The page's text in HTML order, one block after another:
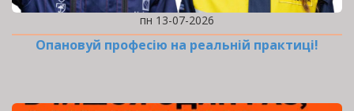
пн 13-07-2026
Опановуй професію на реальній практиці!